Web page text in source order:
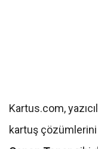
Kartus.com,
kartuş çözümlerini